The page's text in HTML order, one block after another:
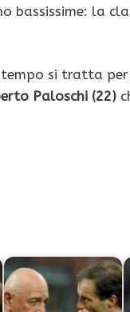
bassissime: la
si tratta per
Paloschi (22)